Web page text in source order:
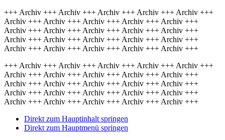
+++ Archiv +++ Archiv +++ Archiv +++ Archiv +++ Archiv +++
Archiv +++ Archiv +++ Archiv +++ Archiv +++ Archiv +++
Archiv +++ Archiv +++ Archiv +++ Archiv +++ Archiv +++
Archiv +++ Archiv +++ Archiv +++ Archiv +++ Archiv +++
Archiv +++ Archiv +++ Archiv +++ Archiv +++ Archiv +++
+++ Archiv +++ Archiv +++ Archiv +++ Archiv +++ Archiv +++
Archiv +++ Archiv +++ Archiv +++ Archiv +++ Archiv +++
Archiv +++ Archiv +++ Archiv +++ Archiv +++ Archiv +++
Archiv +++ Archiv +++ Archiv +++ Archiv +++ Archiv +++
Archiv +++ Archiv +++ Archiv +++ Archiv +++ Archiv +++
Direkt zum Hauptinhalt springen
Direkt zum Hauptmenü springen